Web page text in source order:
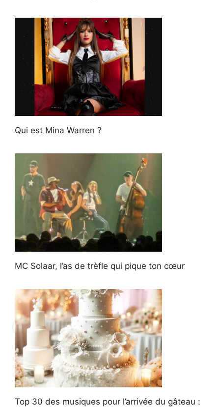
Qui est Mina Warren ?
MC Solaar, l’as de trèfle qui pique ton cœur
Top 30 des musiques pour l’arrivée du gâteau :